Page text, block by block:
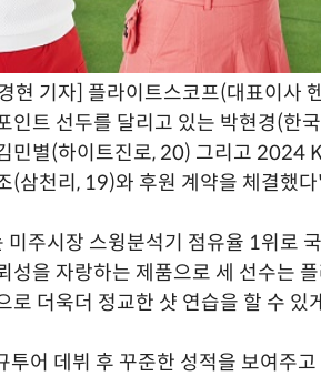
현 기자] 플라이트스코프(대표이사
인트 선두를 달리고 있는 박현경(한
민별(하이트진로, 20) 그리고 2024
(삼천리, 19)와 후원 계약을 체결했
미주시장 스윙분석기 점유율 1위로
성을 자랑하는 제품으로 세 선수는
로 더욱더 정교한 샷 연습을 할 수 있
어 데뷔 후 꾸준한 성적을 보여주